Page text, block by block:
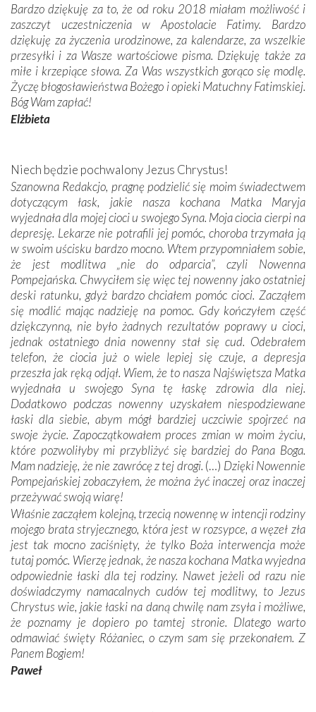
Bardzo dziękuję za to, że od roku 2018 miałam możliwość i
zaszczyt uczestniczenia w Apostolacie Fatimy. Bardzo
dziękuję za życzenia urodzinowe, za kalendarze, za wszelkie
przesyłki i za Wasze wartościowe pisma. Dziękuję także za
miłe i krzepiące słowa. Za Was wszystkich gorąco się modlę.
Życzę błogosławieństwa Bożego i opieki Matuchny Fatimskiej.
Bóg Wam zapłać!
Elżbieta
Niech będzie pochwalony Jezus Chrystus!
Szanowna Redakcjo, pragnę podzielić się moim świadectwem
dotyczącym łask, jakie nasza kochana Matka Maryja
wyjednała dla mojej cioci u swojego Syna. Moja ciocia cierpi na
depresję. Lekarze nie potrafili jej pomóc, choroba trzymała ją
w swoim uścisku bardzo mocno. Wtem przypomniałem sobie,
że jest modlitwa „nie do odparcia”, czyli Nowenna
Pompejańska. Chwyciłem się więc tej nowenny jako ostatniej
deski ratunku, gdyż bardzo chciałem pomóc cioci. Zacząłem
się modlić mając nadzieję na pomoc. Gdy kończyłem część
dziękczynną, nie było żadnych rezultatów poprawy u cioci,
jednak ostatniego dnia nowenny stał się cud. Odebrałem
telefon, że ciocia już o wiele lepiej się czuje, a depresja
przeszła jak ręką odjął. Wiem, że to nasza Najświętsza Matka
wyjednała u swojego Syna tę łaskę zdrowia dla niej.
Dodatkowo podczas nowenny uzyskałem niespodziewane
łaski dla siebie, abym mógł bardziej uczciwie spojrzeć na
swoje życie. Zapoczątkowałem proces zmian w moim życiu,
które pozwoliłyby mi przybliżyć się bardziej do Pana Boga.
Mam nadzieję, że nie zawrócę z tej drogi. (…) Dzięki Nowennie
Pompejańskiej zobaczyłem, że można żyć inaczej oraz inaczej
przeżywać swoją wiarę!
Właśnie zacząłem kolejną, trzecią nowennę w intencji rodziny
mojego brata stryjecznego, która jest w rozsypce, a węzeł zła
jest tak mocno zaciśnięty, że tylko Boża interwencja może
tutaj pomóc. Wierzę jednak, że nasza kochana Matka wyjedna
odpowiednie łaski dla tej rodziny. Nawet jeżeli od razu nie
doświadczymy namacalnych cudów tej modlitwy, to Jezus
Chrystus wie, jakie łaski na daną chwilę nam zsyła i możliwe,
że poznamy je dopiero po tamtej stronie. Dlatego warto
odmawiać święty Różaniec, o czym sam się przekonałem. Z
Panem Bogiem!
Paweł